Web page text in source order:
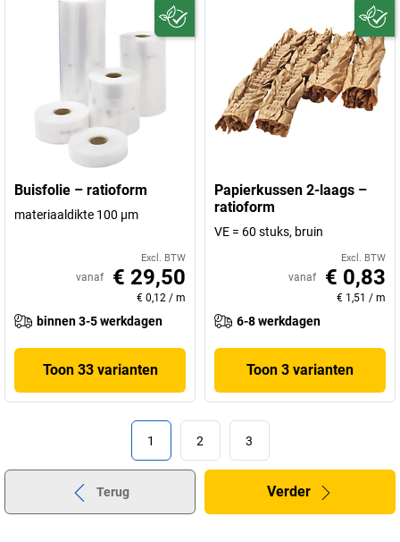
Buisfolie – ratioform
materiaaldikte 100 µm
Excl. BTW
vanaf € 29,50
€ 0,12 / m
binnen 3-5 werkdagen
Toon 33 varianten
Papierkussen 2-laags –
ratioform
VE = 60 stuks, bruin
Excl. BTW
vanaf € 0,83
€ 1,51 / m
6-8 werkdagen
Toon 3 varianten
1 2 3
Terug Verder